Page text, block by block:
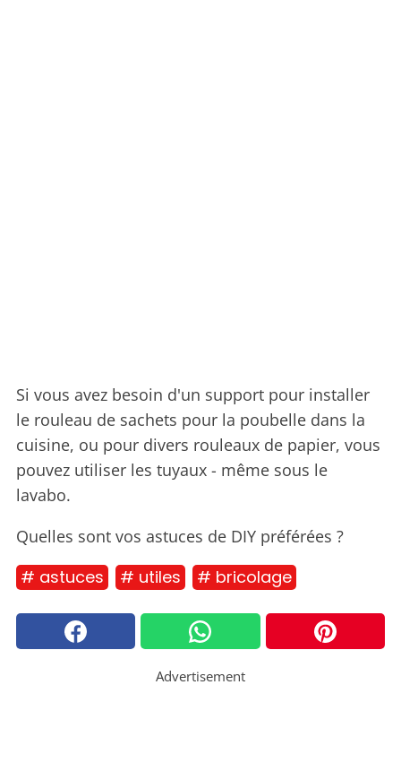
Si vous avez besoin d'un support pour installer
le rouleau de sachets pour la poubelle dans la
cuisine, ou pour divers rouleaux de papier, vous
pouvez utiliser les tuyaux - même sous le
lavabo.
Quelles sont vos astuces de DIY préférées ?
# astuces # utiles # bricolage
Advertisement